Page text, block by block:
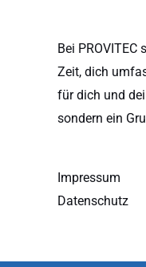
Bei
Zeit, dich
für dich und
sondern ein
Impressum
Datenschutz